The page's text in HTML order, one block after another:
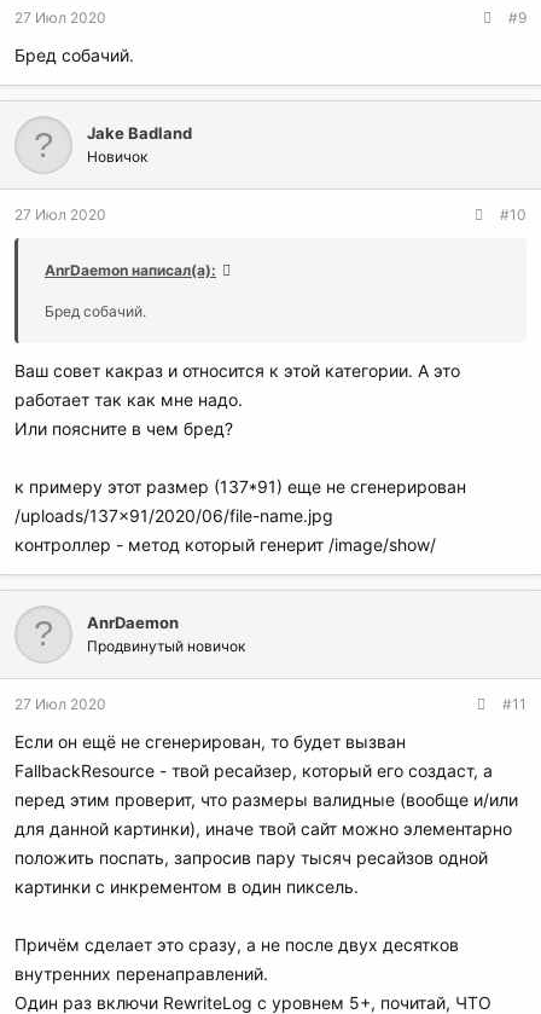
27 Июл 2020 #9
Бред собачий.
Jake Badland
Новичок
27 Июл 2020 #10
AnrDaemon написал(а):
Бред собачий.
Ваш совет какраз и относится к этой категории. А это
работает так как мне надо.
Или поясните в чем бред?
к примеру этот размер (137*91) еще не сгенерирован
/uploads/137x91/2020/06/file-name.jpg
контроллер - метод который генерит /image/show/
AnrDaemon
Продвинутый новичок
27 Июл 2020 #11
Если он ещё не сгенерирован, то будет вызван
FallbackResource - твой ресайзер, который его создаст, а
перед этим проверит, что размеры валидные (вообще и/или
для данной картинки), иначе твой сайт можно элементарно
положить поспать, запросив пару тысяч ресайзов одной
картинки с инкрементом в один пиксель.
Причём сделает это сразу, а не после двух десятков
внутренних перенаправлений.
Один раз включи RewriteLog с уровнем 5+, почитай, ЧТО